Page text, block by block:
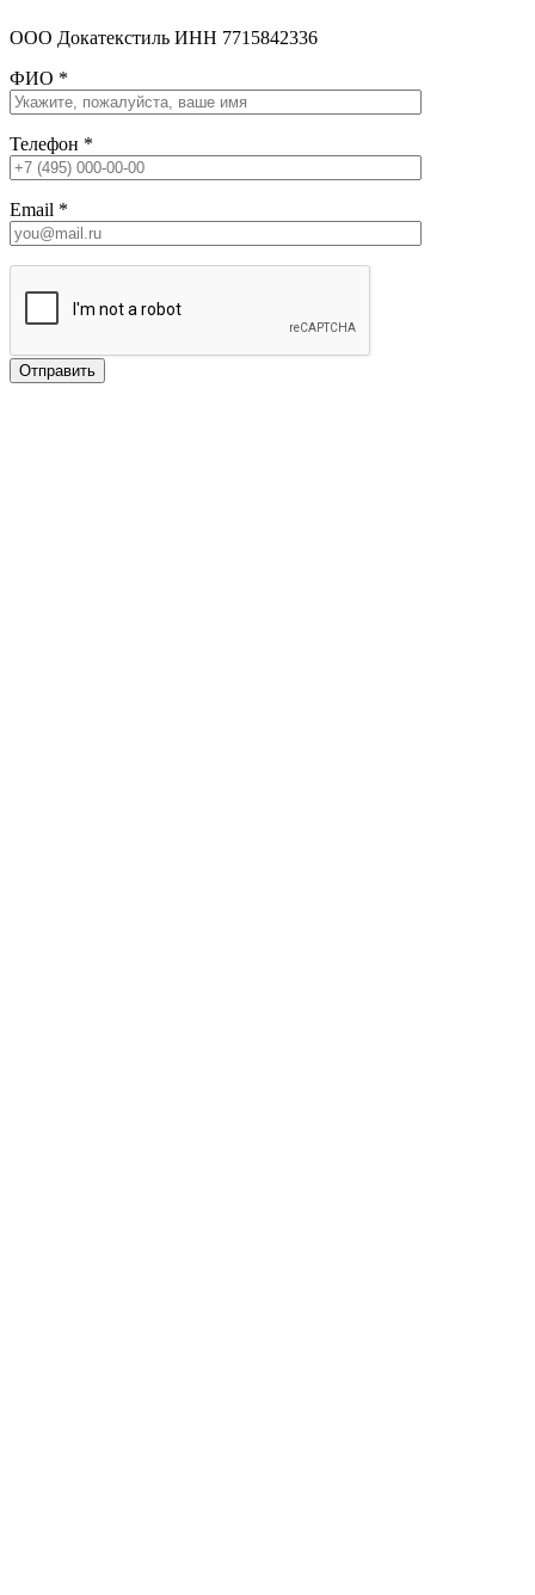
ООО Докатекстиль ИНН 7715842336
ФИО *
Телефон *
Email *